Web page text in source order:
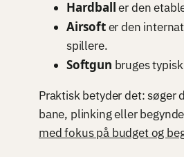
Hardballer den
Airsofter den
spillere.
Softgun bruges
Praktisk betyder det: søger
bane, plinking eller
med fokus på budget og